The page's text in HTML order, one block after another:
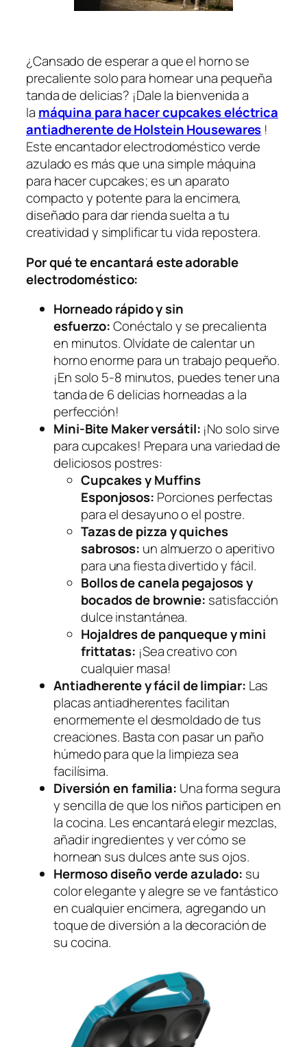
¿Cansado de esperar a que el horno se
precaliente solo para hornear una pequeña
tanda de delicias? ¡Dale la bienvenida a
la máquina para hacer cupcakes eléctrica
antiadherente de Holstein Housewares !
Este encantador electrodoméstico verde
azulado es más que una simple máquina
para hacer cupcakes; es un aparato
compacto y potente para la encimera,
diseñado para dar rienda suelta a tu
creatividad y simplificar tu vida repostera.
Por qué te encantará este adorable
electrodoméstico:
Horneado rápido y sin
esfuerzo:Conéctalo y se precalienta
en minutos. Olvídate de calentar un
horno enorme para un trabajo pequeño.
¡En solo 5-8 minutos, puedes tener una
tanda de 6 delicias horneadas a la
perfección!
Mini-Bite Maker versátil: ¡No solo sirve
para cupcakes! Prepara una variedad de
deliciosos postres:
Cupcakes y Muffins
Esponjosos: Porciones perfectas
para el desayuno o el postre.
Tazas de pizza y quiches
sabrosos: un almuerzo o aperitivo
para una fiesta divertido y fácil.
Bollos de canela pegajosos y
bocados de brownie: satisfacción
dulce instantánea.
Hojaldres de panqueque y mini
frittatas: ¡Sea creativo con
cualquier masa!
Antiadherente y fácil de limpiar: Las
placas antiadherentes facilitan
enormemente el desmoldado de tus
creaciones. Basta con pasar un paño
húmedo para que la limpieza sea
facilísima.
Diversión en familia: Una forma segura
y sencilla de que los niños participen en
la cocina. Les encantará elegir mezclas,
añadir ingredientes y ver cómo se
hornean sus dulces ante sus ojos.
Hermoso diseño verde azulado: su
color elegante y alegre se ve fantástico
en cualquier encimera, agregando un
toque de diversión a la decoración de
su cocina.